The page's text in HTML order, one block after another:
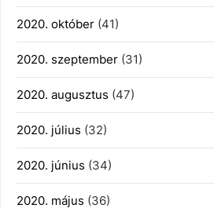
2020. október (41)
2020. szeptember (31)
2020. augusztus (47)
2020. július (32)
2020. június (34)
2020. május (36)